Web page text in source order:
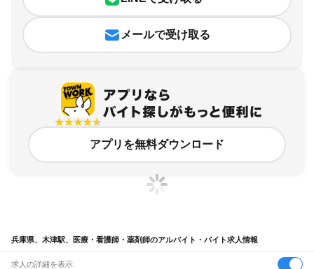
メールで受け取る
アプリを無料ダウンロード
兵庫県、木津駅、医療・看護師・薬剤師のアルバイト・バイト求人情報
求人の詳細を表示